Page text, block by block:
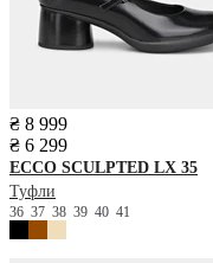
₴ 8 999
₴ 6 299
ECCO SCULPTED LX 35
Туфли
36 37 38 39 40 41